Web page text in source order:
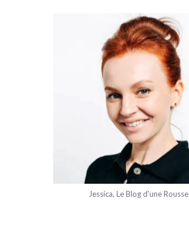
Jessica, Le Blog d'une Rousse